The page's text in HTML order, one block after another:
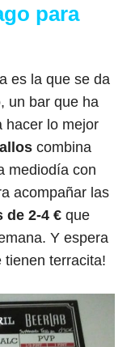
para
es la que se da
, un bar que ha
hacer lo mejor
combina
mediodía con
acompañar las
de 2-4 € que
Y espera
tienen terracita!